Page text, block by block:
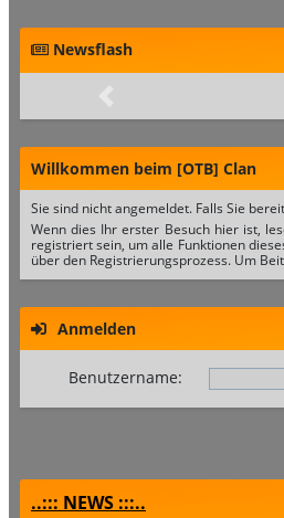
Newsflash
Willkommen beim [OTB] Clan
Sie sind nicht angemeldet. Falls Sie
Wenn dies Ihr erster Besuch hier ist,
registriert sein, um alle Funktionen
über den Registrierungsprozess. Um
Anmelden
Benutzername:
..::: NEWS :::..